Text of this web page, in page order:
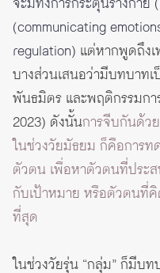
(communicating
regulation) แต่หากพูดถึง
บางส่วนเสนอว่ามีบทบาท
พันธมิตร และพฤติกรรมกา
2023) ดังนั้นการจีบกันด้ว
ในช่วงวัยมัธยม ก็คือการ
ตัวตน เพื่อหาตัวตนที่ประส
กับเป้าหมาย หรือตัวตนที่คิ
ที่สุด
ในช่วงวัยรุ่น “กลุ่ม” ก็มีบ